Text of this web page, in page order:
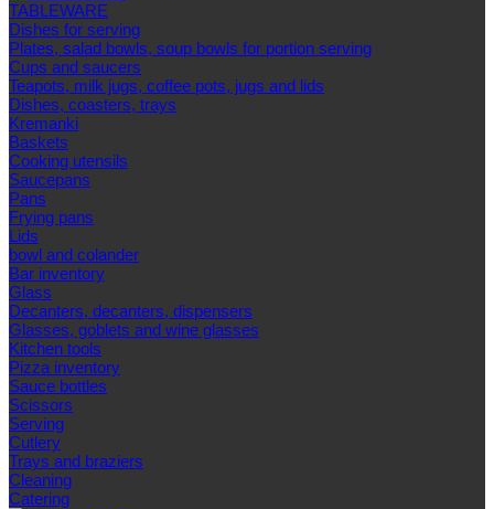
TABLEWARE
Dishes for serving
Plates, salad bowls, soup bowls for portion serving
Cups and saucers
Teapots, milk jugs, coffee pots, jugs and lids
Dishes, coasters, trays
Kremanki
Baskets
Cooking utensils
Saucepans
Pans
Frying pans
Lids
bowl and colander
Bar inventory
Glass
Decanters, decanters, dispensers
Glasses, goblets and wine glasses
Kitchen tools
Pizza inventory
Sauce bottles
Scissors
Serving
Cutlery
Trays and braziers
Сleaning
Catering